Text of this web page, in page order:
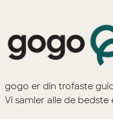
gogo er din trofaste
Vi samler alle de bedste